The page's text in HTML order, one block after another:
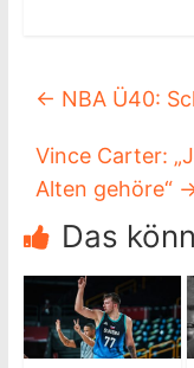
← NBA Ü40:
Vince Carter:
Alten gehöre“
Das